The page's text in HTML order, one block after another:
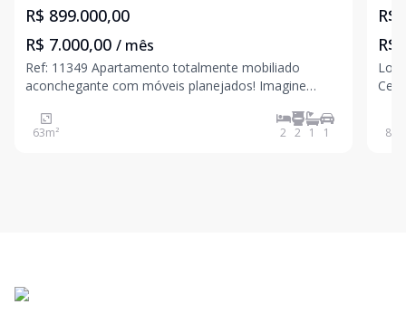
R$ 899.000,00
R$ 7.000,00 / mês
Ref: 11349 Apartamento totalmente mobiliado
aconchegante com móveis planejados! Imagine
Alphaville e a comodidade de ter tudo o que você
precisa ao seu alcance. Este apartamento de 2
63m² 2 2 1 1
R$
R$
85